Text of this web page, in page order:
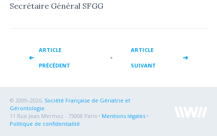
Secrétaire Général SFGG
ARTICLE
PRÉCÉDENT
ARTICLE
SUIVANT
© 2009–2026, Société Française de Gériatrie et
Gérontologie
11 Rue Jean Mermoz - 75008 Paris • Mentions légales •
Politique de confidentialité